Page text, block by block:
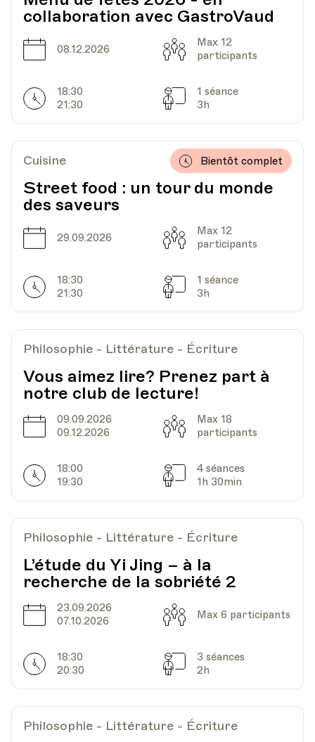
Lieu
HEP - Haute Ecole Pédagogique - Salle 816
1005, Lausanne
Date
23.11.2022 Heure
18.00
Lieu1005, Lausanne
Av. de Cour 33
collaboration avec GastroVaud
Date
08.12.2026 Capacité
Max 12
participants
Horarires
18:30
21:30
Séances
1 séance
3h
Cuisine
Street food : un tour du monde
des saveurs
Bientôt complet
Date
29.09.2026 Capacité
Max 12
participants
Horarires
18:30
21:30
Séances
1 séance
3h
Philosophie - Littérature - Écriture
Vous aimez lire? Prenez part à
notre club de lecture!
Date
09.09.2026
09.12.2026
Capacité
Max 18
participants
Horarires
18:00
19:30
Séances
4 séances
1h 30min
Philosophie - Littérature - Écriture
L’étude du Yi Jing – à la
recherche de la sobriété 2
Date
23.09.2026
07.10.2026
Capacité
Max 6 participants
Horarires
18:30
20:30
Séances
3 séances
2h
Philosophie - Littérature - Écriture